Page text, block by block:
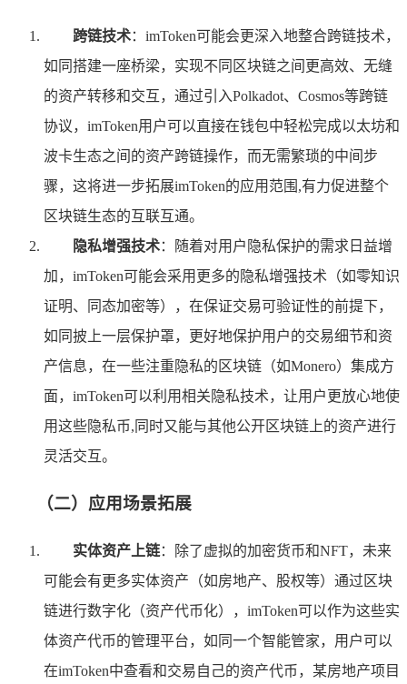
跨链技术：imToken可能会更深入地整合跨链技术，
如同搭建一座桥梁，实现不同区块链之间更高效、无缝
的资产转移和交互，通过引入Polkadot、Cosmos等跨链
协议，imToken用户可以直接在钱包中轻松完成以太坊和
波卡生态之间的资产跨链操作，而无需繁琐的中间步
骤，这将进一步拓展imToken的应用范围,有力促进整个
区块链生态的互联互通。
隐私增强技术：随着对用户隐私保护的需求日益增
加，imToken可能会采用更多的隐私增强技术（如零知识
证明、同态加密等），在保证交易可验证性的前提下，
如同披上一层保护罩，更好地保护用户的交易细节和资
产信息，在一些注重隐私的区块链（如Monero）集成方
面，imToken可以利用相关隐私技术，让用户更放心地使
用这些隐私币,同时又能与其他公开区块链上的资产进行
灵活交互。
（二）应用场景拓展
实体资产上链：除了虚拟的加密货币和NFT，未来
可能会有更多实体资产（如房地产、股权等）通过区块
链进行数字化（资产代币化），imToken可以作为这些实
体资产代币的管理平台，如同一个智能管家，用户可以
在imToken中查看和交易自己的资产代币，某房地产项目